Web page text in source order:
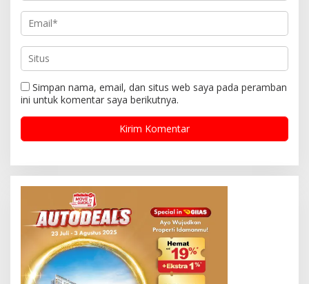
Simpan nama, email, dan situs web saya pada peramban
ini untuk komentar saya berikutnya.